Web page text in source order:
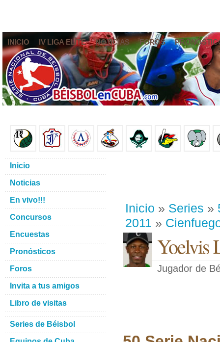
INICIO IV LIGA ELITE NOTICIAS FOROS
Inicio » Series »
2011 »
Yoelvis
Jugador de
Inicio
Noticias
En vivo!!!
Concursos
Encuestas
Pronósticos
Foros
Invita a tus amigos
Libro de visitas
Series de Béisbol